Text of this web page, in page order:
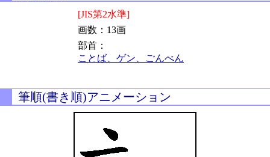
[JIS第2水準]
画数：13画
部首：
ことば、ゲン、ごんべん
筆順(書き順)アニメーション